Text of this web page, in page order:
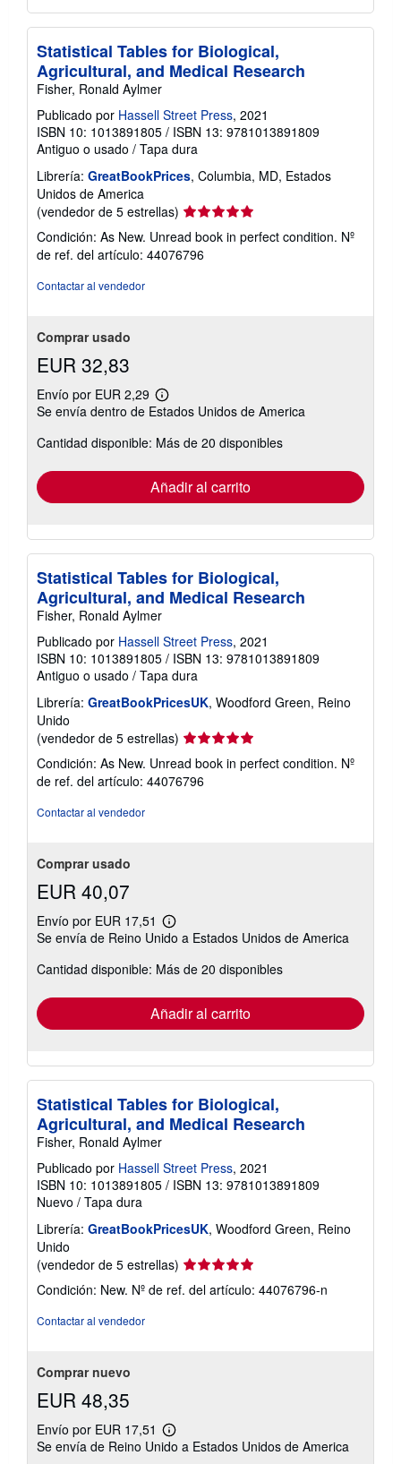
Statistical Tables for Biological,
Agricultural, and Medical Research
Fisher, Ronald Aylmer
Publicado por Hassell Street Press, 2021
ISBN 10: 1013891805 / ISBN 13: 9781013891809
Antiguo o usado / Tapa dura
Librería: GreatBookPrices, Columbia, MD, Estados
Unidos de America
(vendedor de 5 estrellas) Calificación
del
vendedor:
5
Condición: As New. Unread book in perfect condition. Nº
de ref. del artículo: 44076796
Contactar al vendedor
Comprar usado
EUR 32,83
Envío por EUR 2,29
Más
información
las
envío
Se envía dentro de Estados Unidos de America
Cantidad disponible: Más de 20 disponibles
Añadir al carrito
Statistical Tables for Biological,
Agricultural, and Medical Research
Fisher, Ronald Aylmer
Publicado por Hassell Street Press, 2021
ISBN 10: 1013891805 / ISBN 13: 9781013891809
Antiguo o usado / Tapa dura
Librería: GreatBookPricesUK, Woodford Green, Reino
Unido
(vendedor de 5 estrellas) Calificación
del
vendedor:
5
Condición: As New. Unread book in perfect condition. Nº
de ref. del artículo: 44076796
Contactar al vendedor
Comprar usado
EUR 40,07
Envío por EUR 17,51
Más
información
las
envío
Se envía de Reino Unido a Estados Unidos de America
Cantidad disponible: Más de 20 disponibles
Añadir al carrito
Statistical Tables for Biological,
Agricultural, and Medical Research
Fisher, Ronald Aylmer
Publicado por Hassell Street Press, 2021
ISBN 10: 1013891805 / ISBN 13: 9781013891809
Nuevo / Tapa dura
Librería: GreatBookPricesUK, Woodford Green, Reino
Unido
(vendedor de 5 estrellas) Calificación
del
vendedor:
Condición: New. Nº de ref. del artículo: 44076796-n
Contactar al vendedor
Comprar nuevo
EUR 48,35
Envío por EUR 17,51
Más
información
Se envía de Reino Unido a Estados Unidos de America